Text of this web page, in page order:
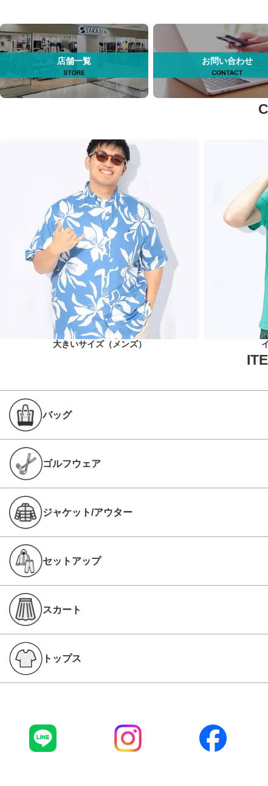
店舗一覧 お問い合わせ
大きいサイズ（メンズ）
バッグ
ゴルフウェア
ジャケット/アウター
セットアップ
スカート
トップス